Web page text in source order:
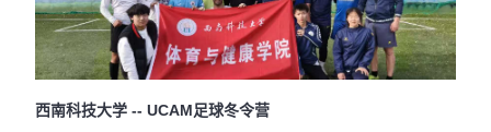
西南科技大学 -- UCAM足球冬令营